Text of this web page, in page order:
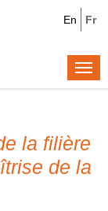
Fr
En
la filière
de la